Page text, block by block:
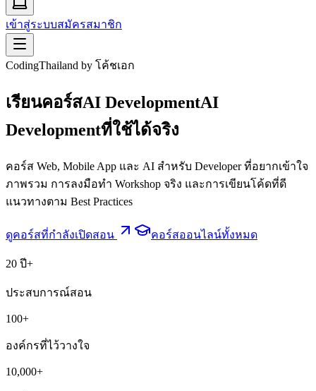
เข้าสู่ระบบสมัครสมาชิก
CodingThailand by โค้ชเอก
เรียนคอร์สAI DevelopmentAI
Developmentที่ใช้ได้จริง
คอร์ส Web, Mobile App และ AI สำหรับ Developer ที่อยากเข้าใจ
ภาพรวม การลงมือทำ Workshop จริง และการเขียนโค้ดที่ดี
แนวทางตาม Best Practices
ดูคอร์สที่กำลังเปิดสอน คอร์สออนไลน์ทั้งหมด
20 ปี+
ประสบการณ์สอน
100+
องค์กรที่ไว้วางใจ
10,000+